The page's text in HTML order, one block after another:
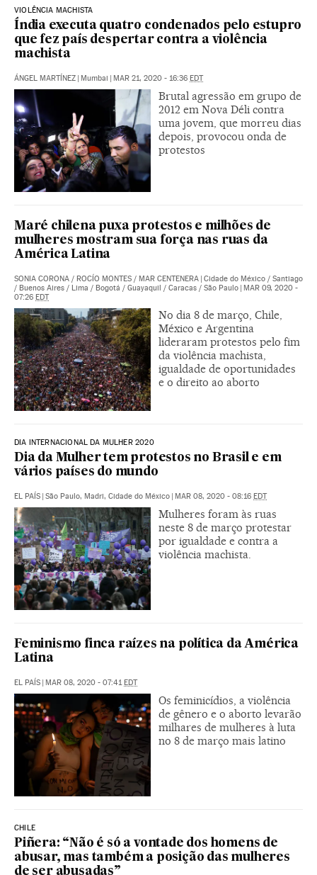
VIOLÊNCIA MACHISTA
Índia executa quatro condenados pelo estupro
que fez país despertar contra a violência
machista
ÁNGEL MARTÍNEZ | Mumbai | MAR 21, 2020 - 16:36 EDT
Brutal agressão em grupo de
2012 em Nova Déli contra
uma jovem, que morreu dias
depois, provocou onda de
protestos
Maré chilena puxa protestos e milhões de
mulheres mostram sua força nas ruas da
América Latina
SONIA CORONA / ROCÍO MONTES / MAR CENTENERA | Cidade do México / Santiago
/ Buenos Aires / Lima / Bogotá / Guayaquil / Caracas / São Paulo | MAR 09, 2020 -
07:26 EDT
No dia 8 de março, Chile,
México e Argentina
lideraram protestos pelo fim
da violência machista,
igualdade de oportunidades
e o direito ao aborto
DIA INTERNACIONAL DA MULHER 2020
Dia da Mulher tem protestos no Brasil e em
vários países do mundo
EL PAÍS | São Paulo, Madri, Cidade do México | MAR 08, 2020 - 08:16 EDT
Mulheres foram às ruas
neste 8 de março protestar
por igualdade e contra a
violência machista.
Feminismo finca raízes na política da América
Latina
EL PAÍS | MAR 08, 2020 - 07:41EDT
Os feminicídios, a violência
de gênero e o aborto levarão
milhares de mulheres à luta
no 8 de março mais latino
CHILE
Piñera: “Não é só a vontade dos homens de
abusar, mas também a posição das mulheres
de ser abusadas”